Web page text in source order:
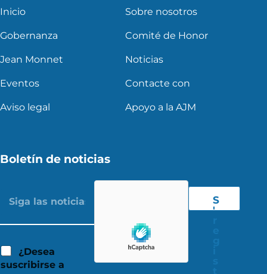
Inicio Sobre nosotros
Gobernanza Comité de Honor
Jean Monnet Noticias
Eventos Contacte con
Aviso legal Apoyo a la AJM
Boletín de noticias
¿Desea
suscribirse a
S
'